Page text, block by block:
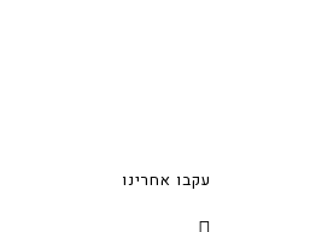
עקבו אחרינו